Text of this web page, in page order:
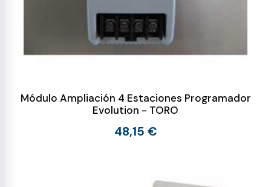
Módulo Ampliación 4 Estaciones Programador
Evolution - TORO
48,15 €